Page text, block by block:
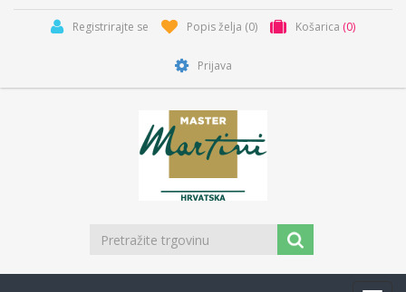
Registrirajte se Popis želja (0) Košarica (0)
Prijava